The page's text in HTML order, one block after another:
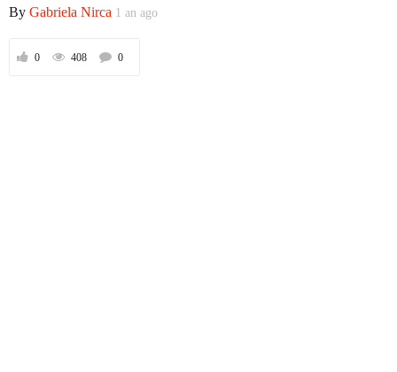
By Gabriela Nirca 1 an ago
0 408 0